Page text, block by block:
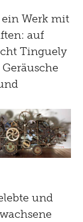
ein Werk mit
auf
Tinguely
und